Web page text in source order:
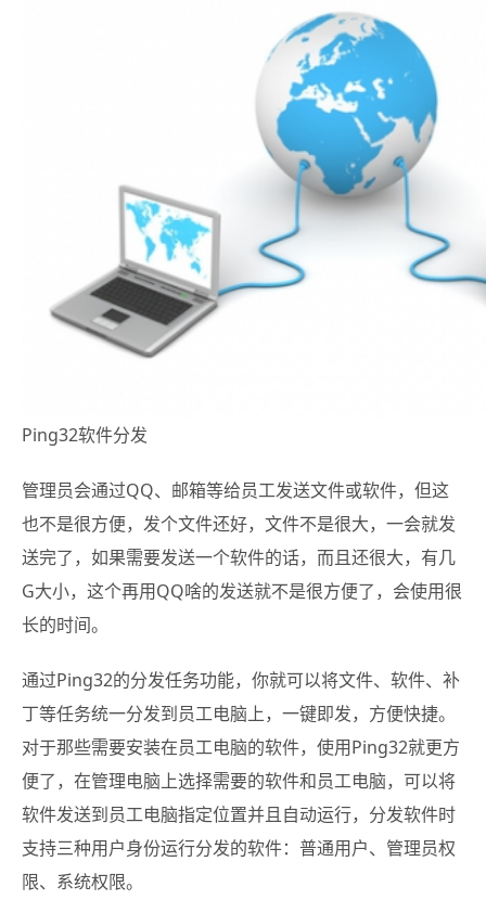
Ping32软件分发
管理员会通过QQ、邮箱等给员工发送文件或软件，但这
也不是很方便，发个文件还好，文件不是很大，一会就发
送完了，如果需要发送一个软件的话，而且还很大，有几
G大小，这个再用QQ啥的发送就不是很方便了，会使用很
长的时间。
通过Ping32的分发任务功能，你就可以将文件、软件、补
丁等任务统一分发到员工电脑上，一键即发，方便快捷。
对于那些需要安装在员工电脑的软件，使用Ping32就更方
便了，在管理电脑上选择需要的软件和员工电脑，可以将
软件发送到员工电脑指定位置并且自动运行，分发软件时
支持三种用户身份运行分发的软件：普通用户、管理员权
限、系统权限。